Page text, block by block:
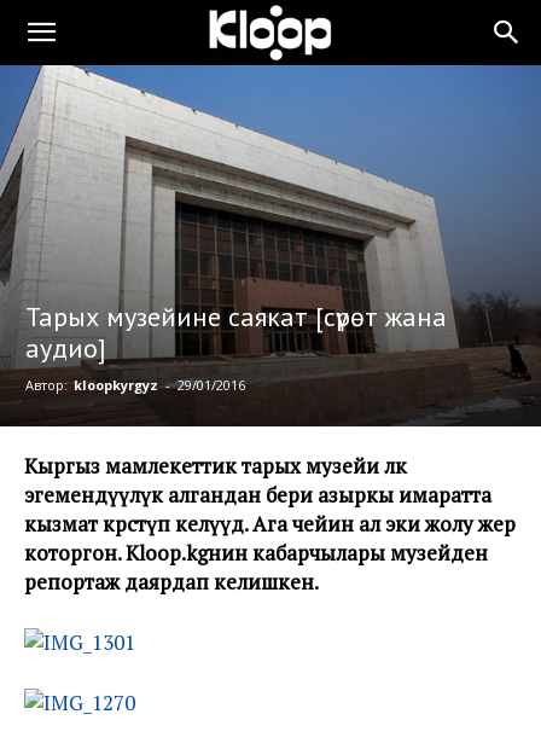
Тарых музейине саякат [сүрөт жана
аудио]
Автор: kloopkyrgyz - 29/01/2016
Кыргыз мамлекеттик тарых музейи өлкө
эгемендүүлүк алгандан бери азыркы имаратта
кызмат көрсөтүп келүүдө. Ага чейин ал эки жолу жер
которгон. Kloop.kgнин кабарчылары музейден
репортаж даярдап келишкен.